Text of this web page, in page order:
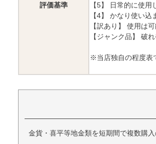
評価基準
【5】 日常的に使
【4】 かなり使い
【訳あり】 使用は
【ジャンク品】 破
※当店独自の程度表
金貨・喜平等地金類を短期間で複数購